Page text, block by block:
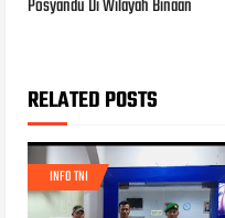
Posyandu Di Wilayah Binaan
RELATED POSTS
INFO TNI